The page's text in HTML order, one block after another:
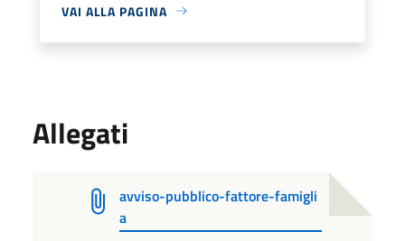
VAI ALLA PAGINA
Allegati
avviso-pubblico-fattore-famigli
a